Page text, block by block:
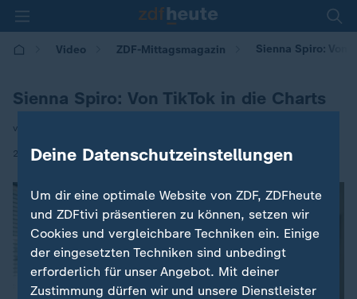
Video ZDF-Mittagsmagazin Sienna Spiro: Von
Sienna Spiro: Von TikTok in die Charts
von Nicolette Feiler-Thull
21.04.2026 | 12:00
Deine Datenschutzeinstellungen
Um dir eine optimale Website von ZDF, ZDFheute
und ZDFtivi präsentieren zu können, setzen wir
Cookies und vergleichbare Techniken ein. Einige
der eingesetzten Techniken sind unbedingt
erforderlich für unser Angebot. Mit deiner
Zustimmung dürfen wir und unsere Dienstleister